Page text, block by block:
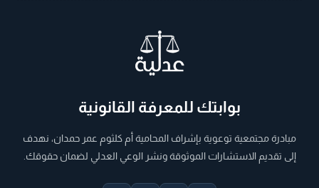
بوابتك للمعرفة القانونية
مبادرة مجتمعية توعوية بإشراف المحامية أم كلثوم عمر حمدان، نهدف
إلى تقديم الاستشارات الموثوقة ونشر الوعي العدلي لضمان حقوقك.